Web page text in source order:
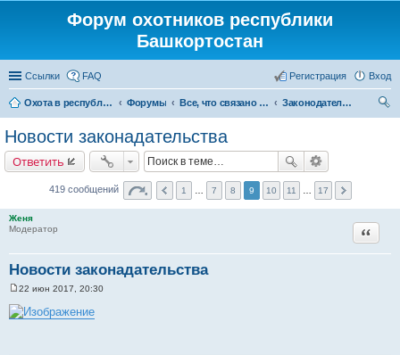
Форум охотников республики
Башкортостан
Ссылки FAQ Вход
Регистрация
Охота в республике Башкортостан Форумы Все, что связано с охотой
Законодательство
Новости законадательства
Ответить
419 сообщений 1 7 8 9 10 11 17
Женя
Модератор
Новости законадательства
Цитата
о
о
22 июн 2017, 20:30